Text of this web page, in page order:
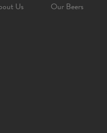
Us Our Beers